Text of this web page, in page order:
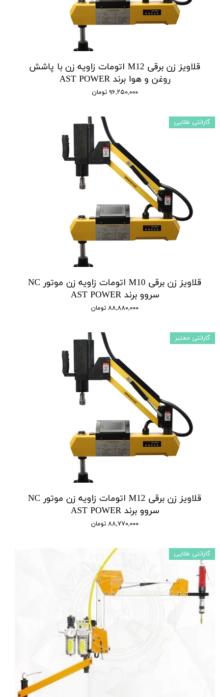
قلاویز زن برقی M12 اتومات زاویه زن با پاشش
روغن و هوا برند AST POWER
۹۶,۲۵۰,۰۰۰ تومان
قلاویز زن برقی M10 اتومات زاویه زن موتور NC
سروو برند AST POWER
۸۸,۸۸۰,۰۰۰ تومان
گارانتی طلایی
قلاویز زن برقی M12 اتومات زاویه زن موتور NC
سروو برند AST POWER
۸۸,۷۷۰,۰۰۰ تومان
گارانتی معتبر
گارانتی طلایی